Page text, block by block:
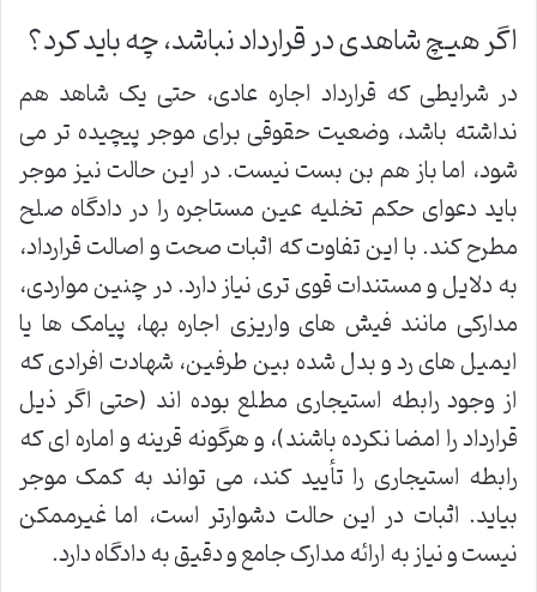
اگر هیچ شاهدی در قرارداد نباشد، چه باید کرد؟
در شرایطی که قرارداد اجاره عادی، حتی یک شاهد هم
نداشته باشد، وضعیت حقوقی برای موجر پیچیده تر می
شود، اما باز هم بن بست نیست. در این حالت نیز موجر
باید دعوای حکم تخلیه عین مستاجره را در دادگاه صلح
مطرح کند. با این تفاوت که اثبات صحت و اصالت قرارداد،
به دلایل و مستندات قوی تری نیاز دارد. در چنین مواردی،
مدارکی مانند فیش های واریزی اجاره بها، پیامک ها یا
ایمیل های رد و بدل شده بین طرفین، شهادت افرادی که
از وجود رابطه استیجاری مطلع بوده اند (حتی اگر ذیل
قرارداد را امضا نکرده باشند)، و هرگونه قرینه و اماره ای که
رابطه استیجاری را تأیید کند، می تواند به کمک موجر
بیاید. اثبات در این حالت دشوارتر است، اما غیرممکن
نیست و نیاز به ارائه مدارک جامع و دقیق به دادگاه دارد.